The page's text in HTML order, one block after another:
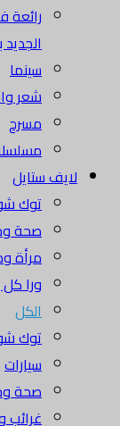
رائعة
الجديد
سينما
شعر
مسرح
لايف ستايل
توك
صحة
مرأة
ورا
الكل
توك
سيارات
صحة
غرائب